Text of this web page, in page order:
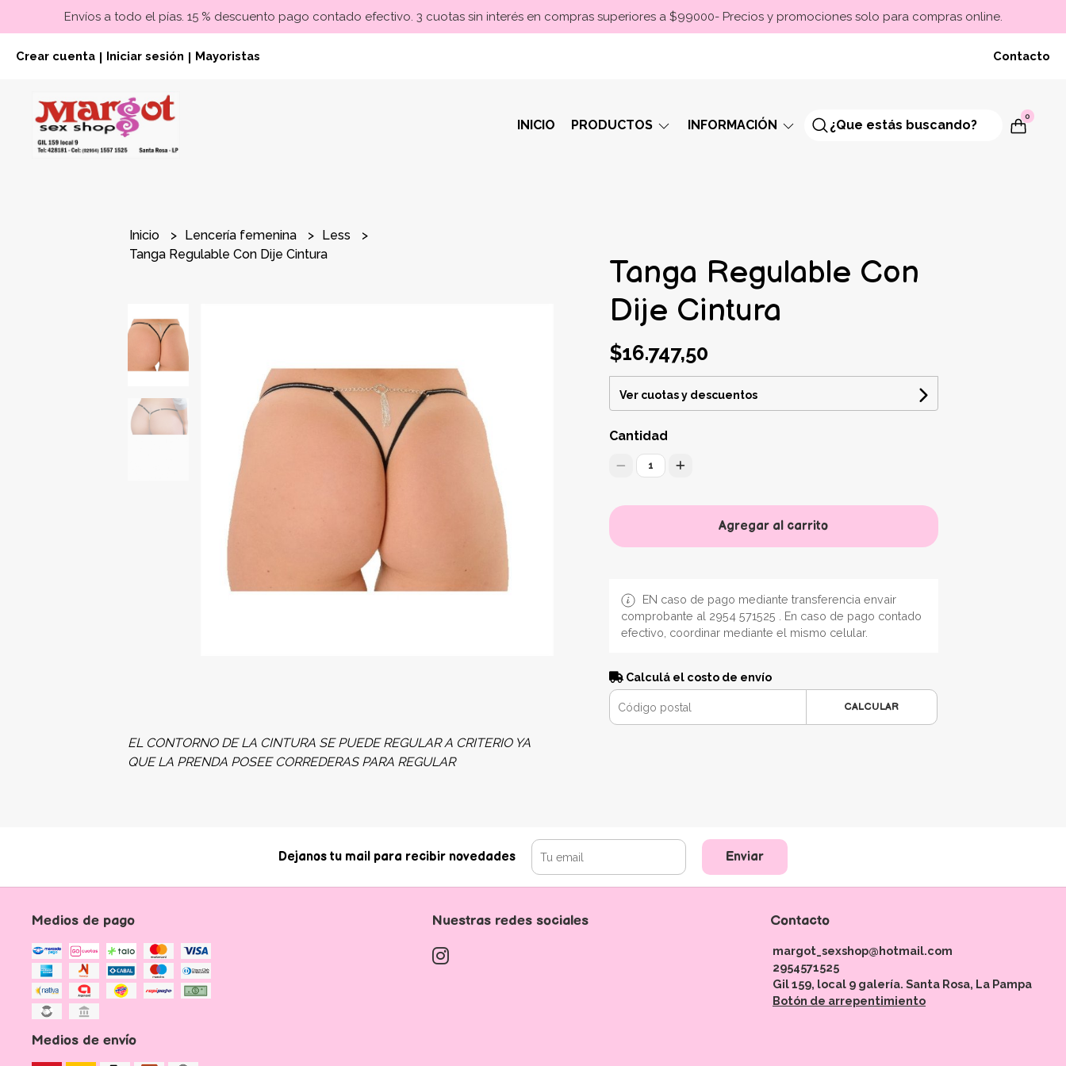
Envíos a todo el pías. 15 % descuento pago contado efectivo. 3 cuotas sin interés en compras superiores a $99000- Precios y promociones solo para compras online.
Crear cuenta Iniciar sesión Mayoristas Contacto
INICIO PRODUCTOS INFORMACIÓN
0
Inicio Lencería femenina
Less
Tanga Regulable Con Dije Cintura
EL CONTORNO DE LA CINTURA SE PUEDE REGULAR A CRITERIO YA
QUE LA PRENDA POSEE CORREDERAS PARA REGULAR
Tanga Regulable Con
Dije Cintura
$16.747,50
Ver cuotas y descuentos
Cantidad
1
Agregar al carrito
EN caso de pago mediante transferencia envair
comprobante al 2954 571525 . En caso de pago contado
efectivo, coordinar mediante el mismo celular.
Calculá el costo de envío
CALCULAR
Dejanos tu mail para recibir novedades Enviar
Medios de pago
Medios de envío
Nuestras redes sociales Contacto
margot_sexshop@hotmail.com
2954571525
Gil 159, local 9 galería. Santa Rosa, La Pampa
Botón de arrepentimiento